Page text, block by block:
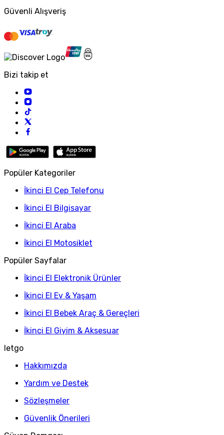
Güvenli Alışveriş
Bizi takip et
Popüler Kategoriler
İkinci El Cep Telefonu
İkinci El Bilgisayar
İkinci El Araba
İkinci El Motosiklet
Popüler Sayfalar
İkinci El Elektronik Ürünler
İkinci El Ev & Yaşam
İkinci El Bebek Araç & Gereçleri
İkinci El Giyim & Aksesuar
letgo
Hakkımızda
Yardım ve Destek
Sözleşmeler
Güvenlik Önerileri